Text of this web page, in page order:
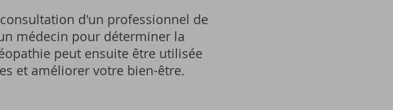
d'un professionnel de
médecin pour déterminer la
peut ensuite être utilisée
et améliorer votre bien-être.